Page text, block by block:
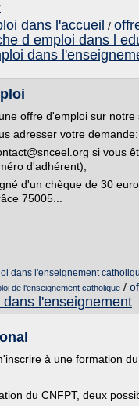
dans l'accueil /
d emploi dans l
dans
offre d'emploi sur notre
adresser votre demande:
si vous
d'adhérent),
d'un chèque de 30
75005...
dans l'enseignement
de l'enseignement catholique /
l'enseignement
à une formation
du CNFPT, deux